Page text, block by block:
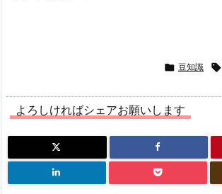
 豆知識 
よろしければシェアお願いします